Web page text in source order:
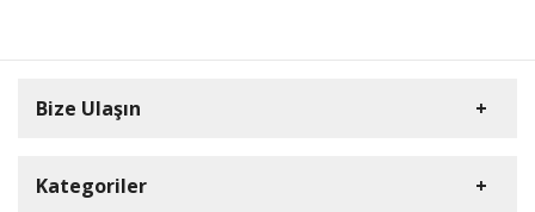
Bize Ulaşın
Kategoriler